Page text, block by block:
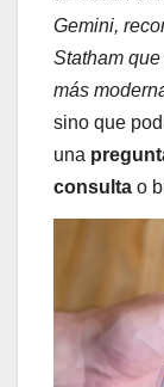
Gemini,
Statham
más
sino que
una
consulta o